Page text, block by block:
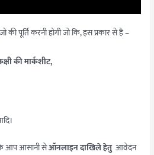
की पूर्ति करनी होगी जो कि, इस प्रकार से हैं –
की मार्कशीट,
आप आसानी सेऑनलाइन दाखिले हेतु आवेदन